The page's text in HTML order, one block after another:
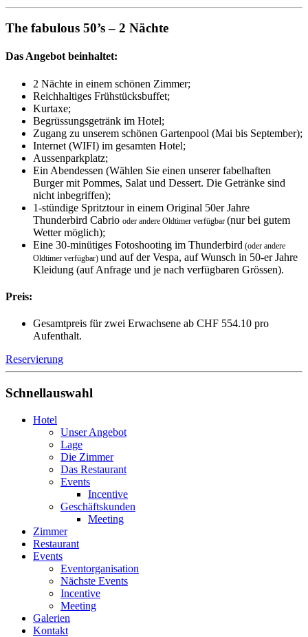
The fabulous 50’s – 2 Nächte
Das Angebot beinhaltet:
2 Nächte in einem schönen Zimmer;
Reichhaltiges Frühstücksbuffet;
Kurtaxe;
Begrüssungsgetränk im Hotel;
Zugang zu unserem schönen Gartenpool (Mai bis September);
Internet (WIFI) im gesamten Hotel;
Aussenparkplatz;
Ein Abendessen (Wählen Sie einen unserer fabelhaften
Burger mit Pommes, Salat und Dessert. Die Getränke sind
nicht inbegriffen);
1-stündige Spritztour in einem Original 50er Jahre
Thunderbird Cabrio oder andere Oldtimer verfügbar (nur bei gutem
Wetter möglich);
Eine 30-minütiges Fotoshooting im Thunderbird (oder andere
Oldtimer verfügbar) und auf der Vespa, auf Wunsch in 50-er Jahre
Kleidung (auf Anfrage und je nach verfügbaren Grössen).
Preis:
Gesamtpreis für zwei Erwachsene ab CHF 554.10 pro
Aufenthalt.
Reservierung
Schnellauswahl
Hotel
Unser Angebot
Lage
Die Zimmer
Das Restaurant
Events
Incentive
Geschäftskunden
Meeting
Zimmer
Restaurant
Events
Eventorganisation
Nächste Events
Incentive
Meeting
Galerien
Kontakt